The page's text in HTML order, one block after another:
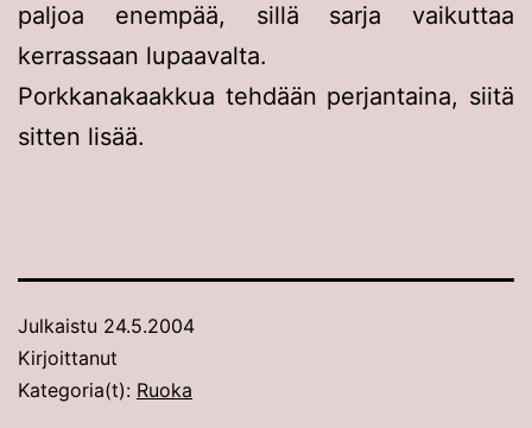
paljoa enempää, sillä sarja vaikuttaa
kerrassaan lupaavalta.
Porkkanakaakkua tehdään perjantaina, siitä
sitten lisää.
Julkaistu 24.5.2004
Kirjoittanut
Kategoria(t): Ruoka